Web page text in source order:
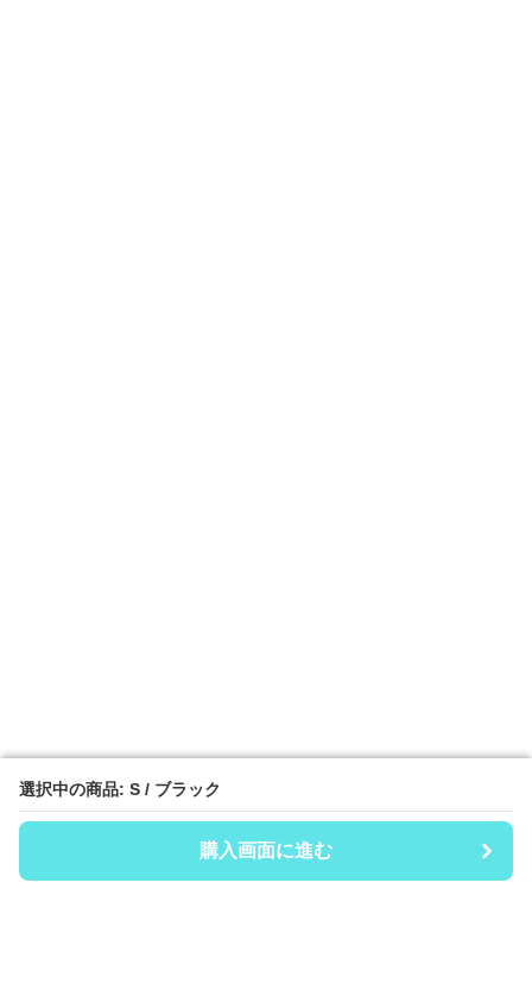
選択中の商品: S / ブラック
購入画面に進む
選択中の商品: S / ブラック
購入画面に進む